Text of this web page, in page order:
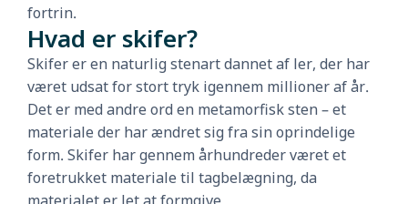
fortrin.
Hvad er skifer?
Skifer er en naturlig stenart dannet af ler, der har
været udsat for stort tryk igennem millioner af år.
Det er med andre ord en metamorfisk sten – et
materiale der har ændret sig fra sin oprindelige
form. Skifer har gennem århundreder været et
foretrukket materiale til tagbelægning, da